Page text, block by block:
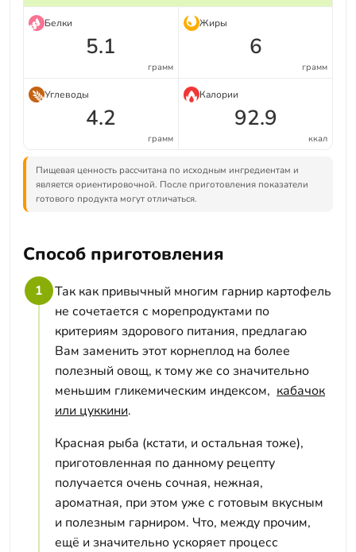
Белки
5.1
грамм
Жиры
6
грамм
Углеводы
4.2
грамм
Калории
92.9
ккал
Пищевая ценность рассчитана по исходным ингредиентам и
является ориентировочной. После приготовления показатели
готового продукта могут отличаться.
Способ приготовления
1
Так как привычный многим гарнир картофель
не сочетается с морепродуктами по
критериям здорового питания, предлагаю
Вам заменить этот корнеплод на более
полезный овощ, к тому же со значительно
меньшим гликемическим индексом, кабачок
или цуккини.
Красная рыба (кстати, и остальная тоже),
приготовленная по данному рецепту
получается очень сочная, нежная,
ароматная, при этом уже с готовым вкусным
и полезным гарниром. Что, между прочим,
ещё и значительно ускоряет процесс